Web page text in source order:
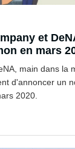
et
en mars
main dans la
d'annoncer un
2020.